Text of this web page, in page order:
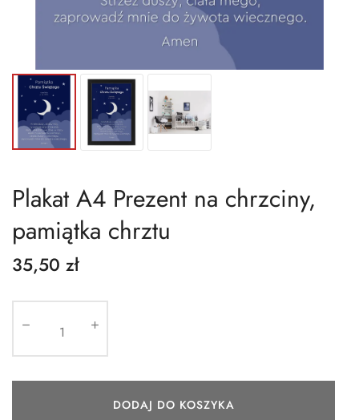
Plakat A4 Prezent na chrzciny,
pamiątka chrztu
35,50 zł
DODAJ DO KOSZYKA